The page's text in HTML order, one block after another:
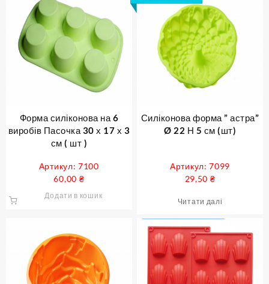
Форма силіконова на 6
виробів Пасочка 30 х 17 х 3
см ( шт )
Артикул: 7100
60,00 ₴
Додати в кошик
Силіконова форма ” астра”
Ø 22 Н 5 см (шт)
Артикул: 7099
29,50 ₴
Читати далі